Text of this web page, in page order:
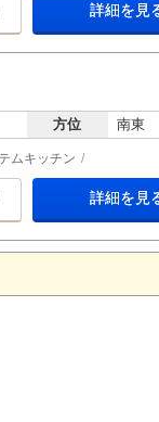
詳細を見
方位 南東
ムキッチン
詳細を見